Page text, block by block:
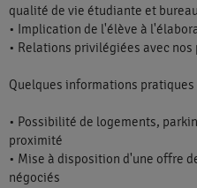
qualité de vie étudiante et
• Implication de l'élève à
• Relations privilégiées avec
Quelques informations pratiques
• Possibilité de logements,
proximité
• Mise à disposition d'une offre
négociés